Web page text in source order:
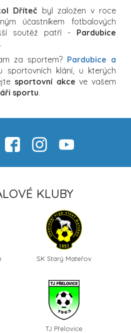
Dříteč byl založen v roce
účastníkem fotbalových
soutěž patří - Pardubice
.
za sportem? Pardubice a
sportovních klání, u kterých
sportovní akce ve vašem
sportu.
KLUBY
SK Starý Mateřov
TJ Přelovice